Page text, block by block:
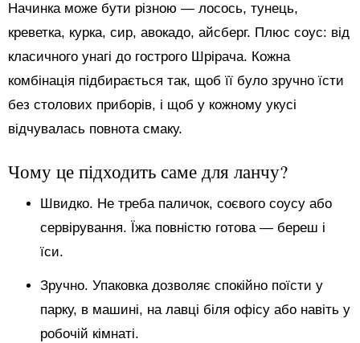
Начинка може бути різною — лосось, тунець,
креветка, курка, сир, авокадо, айсберг. Плюс соус: від
класичного унагі до гострого Шрірача. Кожна
комбінація підбирається так, щоб її було зручно їсти
без столових приборів, і щоб у кожному укусі
відчувалась повнота смаку.
Чому це підходить саме для ланчу?
Швидко. Не треба паличок, соєвого соусу або
сервірування. Їжа повністю готова — береш і
їси.
Зручно. Упаковка дозволяє спокійно поїсти у
парку, в машині, на лавці біля офісу або навіть у
робочій кімнаті.